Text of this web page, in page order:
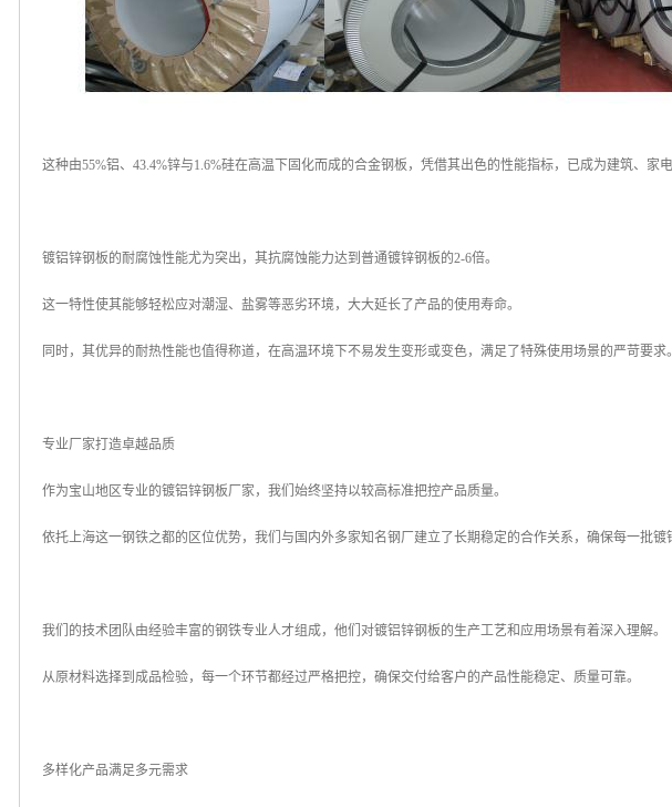
这种由55%铝、43.4%锌与1.6%硅在高温下固化而成的合金钢板，凭借其出色的性能指标，已成为建筑、家
镀铝锌钢板的耐腐蚀性能尤为突出，其抗腐蚀能力达到普通镀锌钢板的2-6倍。
这一特性使其能够轻松应对潮湿、盐雾等恶劣环境，大大延长了产品的使用寿命。
同时，其优异的耐热性能也值得称道，在高温环境下不易发生变形或变色，满足了特殊使用场景的严苛要求。
专业厂家打造卓越品质
作为宝山地区专业的镀铝锌钢板厂家，我们始终坚持以较高标准把控产品质量。
依托上海这一钢铁之都的区位优势，我们与国内外多家知名钢厂建立了长期稳定的合作关系，确保每一批镀
我们的技术团队由经验丰富的钢铁专业人才组成，他们对镀铝锌钢板的生产工艺和应用场景有着深入理解。
从原材料选择到成品检验，每一个环节都经过严格把控，确保交付给客户的产品性能稳定、质量可靠。
多样化产品满足多元需求